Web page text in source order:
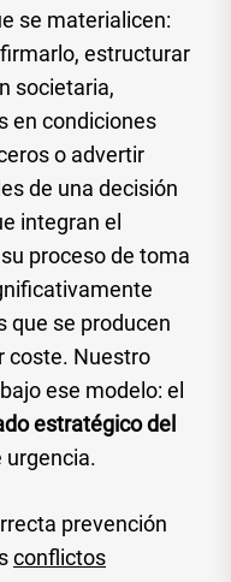
se materialicen:
estructurar
societaria,
en condiciones
o advertir
de una decisión
integran el
proceso de toma
que se producen
coste. Nuestro
ese modelo: el
estratégico del
urgencia.
prevención
conflictos